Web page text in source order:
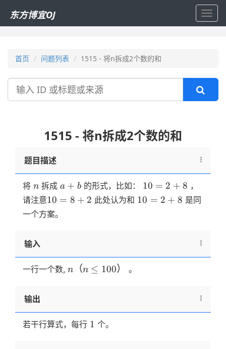
东方博宜OJ
首页 问题列表 1515 - 将n拆成2个数的和
搜
1515 - 将n拆成2个数的和
题目描述
将 n
n 拆成 a+b
a + b的形式，比如： 10=2+8
10 = 2 + 8 ，
请注意10=8+2
10 = 8 + 2 此处认为和 10=2+8
10 = 2 + 8 是同
一个方案。
输入
一行一个数, n（n
n （n ≤ 100） 。
输出
若干行算式，每行 1
1 个。